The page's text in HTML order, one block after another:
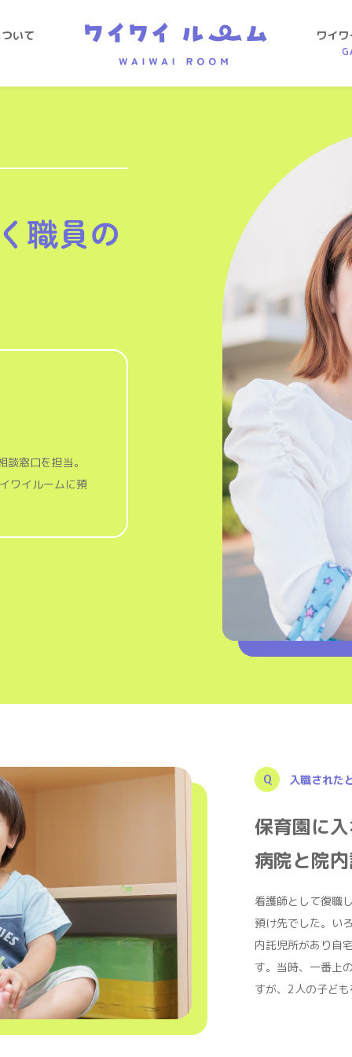
いて ワイ
職員の
窓口を担当。
ワイルームに預
入職された
保育園に
病院と院
看護師として復職
預け先でした。い
内託児所があり自
す。当時、一番上
すが、2人の子ど